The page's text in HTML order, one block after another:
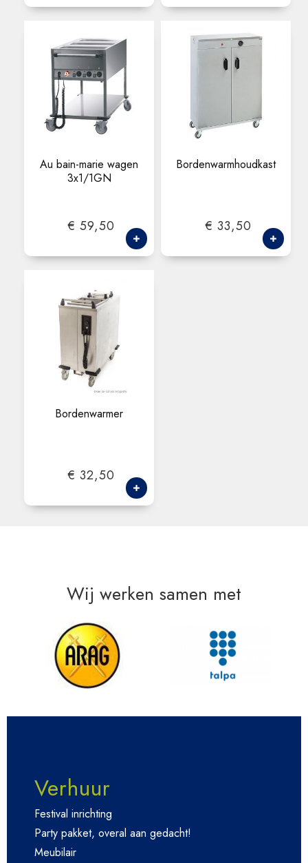
Au bain-marie wagen
3x1/1GN
€ 59,50
Bordenwarmhoudkast
€ 33,50
Bordenwarmer
€ 32,50
Wij werken samen met
Verhuur
Festival inrichting
Party pakket, overal aan gedacht!
Meubilair